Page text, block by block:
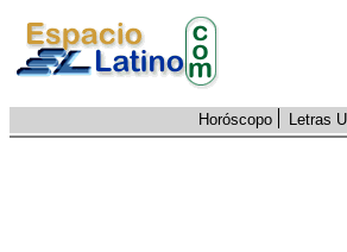
Horóscopo Letras